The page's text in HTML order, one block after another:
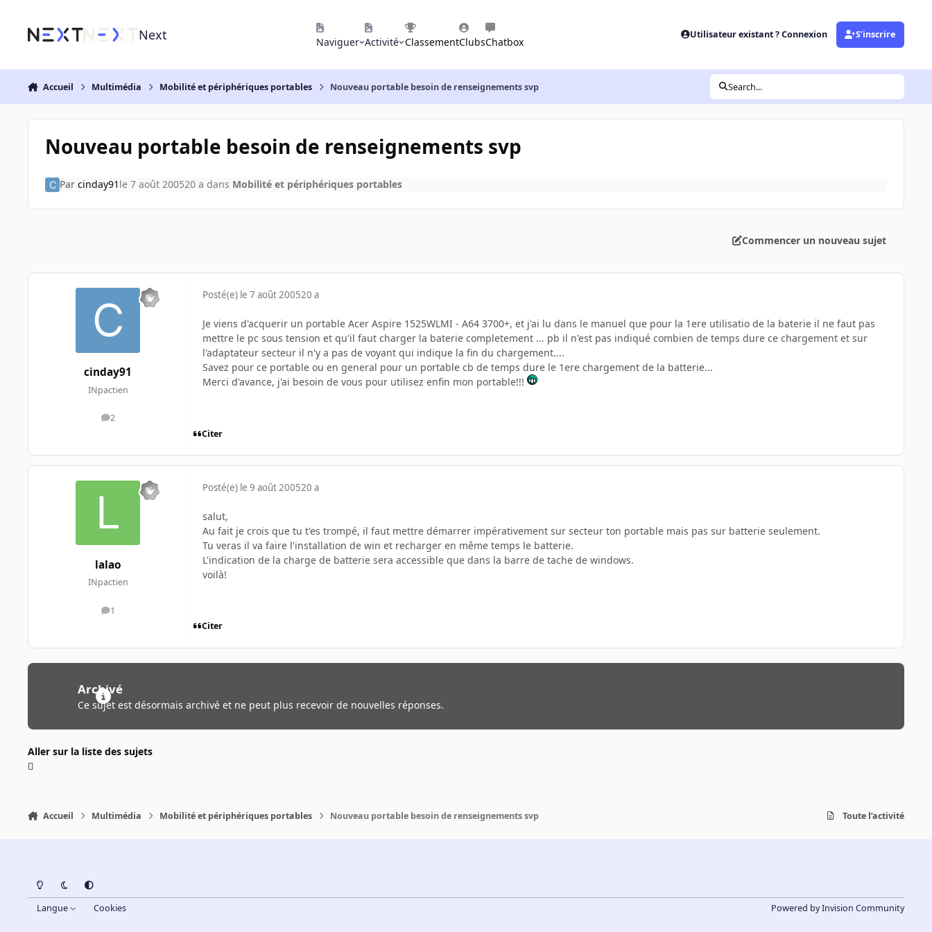
Next Naviguer Activité ClassementClubsChatbox
Utilisateur existant ? Connexion S’inscrire
Accueil Multimédia Mobilité et périphériques portables Nouveau portable besoin de renseignements svp Search...
Nouveau portable besoin de renseignements svp
Par cinday91 le 7 août 200520 a dans Mobilité et périphériques portables
Commencer un nouveau sujet
cinday91
INpactien
2
messages
Posté(e) le 7 août 200520 a
Je viens d'acquerir un portable Acer Aspire 1525WLMI - A64 3700+, et j'ai lu dans le manuel que pour la 1ere utilisatio de la baterie il ne faut pas
mettre le pc sous tension et qu'il faut charger la baterie completement ... pb il n'est pas indiqué combien de temps dure ce chargement et sur
l'adaptateur secteur il n'y a pas de voyant qui indique la fin du chargement....
Savez pour ce portable ou en general pour un portable cb de temps dure le 1ere chargement de la batterie...
Merci d'avance, j'ai besoin de vous pour utilisez enfin mon portable!!!
Citer
lalao
INpactien
1
messages
Posté(e) le 9 août 200520 a
salut,
Au fait je crois que tu t'es trompé, il faut mettre démarrer impérativement sur secteur ton portable mais pas sur batterie seulement.
Tu veras il va faire l'installation de win et recharger en même temps le batterie.
L'indication de la charge de batterie sera accessible que dans la barre de tache de windows.
voilà!
Citer
Archivé
Ce sujet est désormais archivé et ne peut plus recevoir de nouvelles réponses.
Aller sur la liste des sujets
Accueil Multimédia Mobilité et périphériques portables Nouveau portable besoin de renseignements svp Toute l’activité
Light ModeDark ModeSystem Preference
Langue Cookies Powered byInvision Community